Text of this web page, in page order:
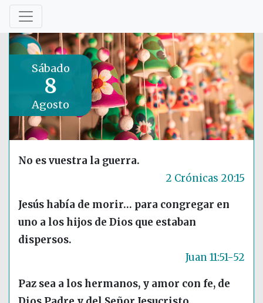
Sábado
8
Agosto
No es vuestra la guerra.
2 Crónicas 20:15
Jesús había de morir… para congregar en
uno a los hijos de Dios que estaban
dispersos.
Juan 11:51-52
Paz sea a los hermanos, y amor con fe, de